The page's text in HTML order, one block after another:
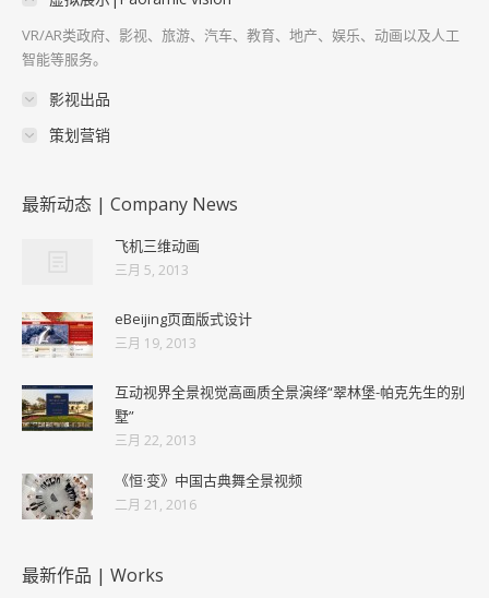
VR/AR类政府、影视、旅游、汽车、教育、地产、娱乐、动画以及人工
智能等服务。
影视出品
策划营销
最新动态 | Company News
飞机三维动画
三月 5, 2013
eBeijing页面版式设计
三月 19, 2013
互动视界全景视觉高画质全景演绎“翠林堡-帕克先生的别
墅”
三月 22, 2013
《恒·变》中国古典舞全景视频
二月 21, 2016
最新作品 | Works